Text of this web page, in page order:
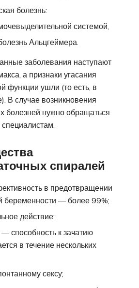
болезнь:
системой,
Альцгеймера.
заболевания наступают
а признаки угасания
функции ушли (то есть, в
В случае возникновения
болезней нужно обращаться
спиралей
в предотвращении
беременности — более 99%;
действие;
способность к зачатию
в течение нескольких
сексу;